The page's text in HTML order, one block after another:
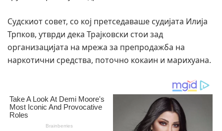
Судскиот совет, со кој претседаваше судијата Илија
Трпков, утврди дека Трајковски стои зад
организацијата на мрежа за препродажба на
наркотични средства, поточно кокаин и марихуана.